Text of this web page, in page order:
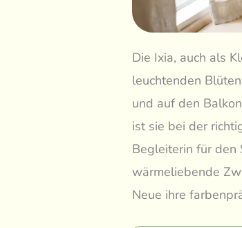
Die Ixia, auch als
leuchtenden
und auf den
ist sie bei der
Begleiterin für den
wärmeliebende
Neue ihre